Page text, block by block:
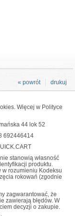
drukuj
« powrót
Więcej w Polityce
44 lok 52
692446414
stanowią własność
produktu.
w rozumieniu Kodeksu
rokowań (zgodnie
zagwarantować, że
zawierają błędów. W
decyzji o zakupie.